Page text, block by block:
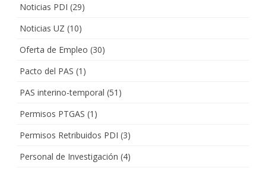
Noticias PDI (29)
Noticias UZ (10)
Oferta de Empleo (30)
Pacto del PAS (1)
PAS interino-temporal (51)
Permisos PTGAS (1)
Permisos Retribuidos PDI (3)
Personal de Investigación (4)